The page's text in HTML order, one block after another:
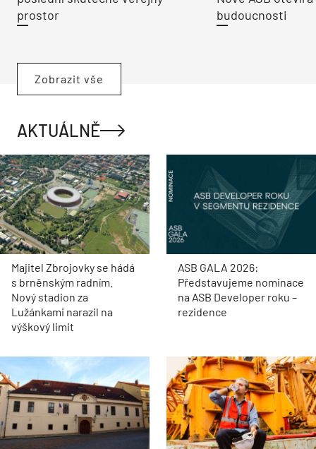
prostor
budoucnosti
Zobrazit vše
AKTUÁLNĚ
Majitel Zbrojovky se hádá
s brněnským radním.
Nový stadion za
Lužánkami narazil na
výškový limit
ASB GALA 2026:
Představujeme nominace
na ASB Developer roku –
rezidence